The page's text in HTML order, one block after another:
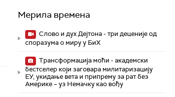
Мерила времена
Слово и дух Дејтона - три деценије од
споразума о миру у БиХ
Трансформација моћи - академски
бестселер који заговара милитаризацију
ЕУ, укидање вета и припрему за рат без
Америке – уз Немачку као вођу